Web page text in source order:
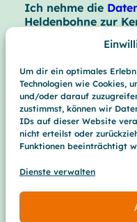
Um dir ein optimales
Technologien wie Cookies,
und/oder darauf
zustimmst, können wir
IDs auf dieser Website
nicht erteilst oder
Funktionen beeinträchtigt
Dienste verwalten
Ich nehme die
Heldenbohne zur
Über
Presse
Wissen